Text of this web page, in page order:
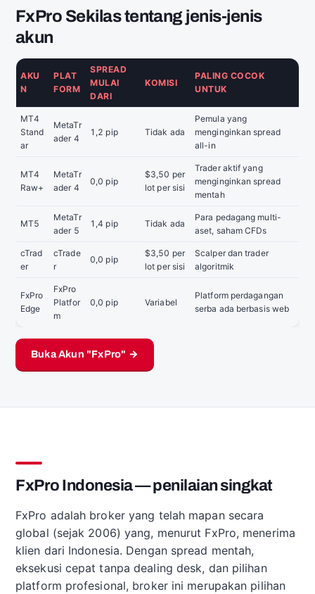
FxPro Sekilas tentang jenis-jenis
akun
AKU
N
PLAT
FORM
SPREAD
MULAI
DARI
KOMISI
PALING COCOK
UNTUK
MT4
Stand
ar
MetaTr
ader 4
1,2 pip Tidak ada
Pemula yang
menginginkan spread
all-in
MT4
Raw+
MetaTr
ader 4
0,0 pip
$3,50 per
lot per sisi
Trader aktif yang
menginginkan spread
mentah
MT5
MetaTr
ader 5
1,4 pip Tidak ada
Para pedagang multi-
aset, saham CFDs
cTrad
er
cTrade
r
0,0 pip
$3,50 per
lot per sisi
Scalper dan trader
algoritmik
FxPro
Edge
FxPro
Platfor
m
0,0 pip Variabel
Platform perdagangan
serba ada berbasis web
Buka Akun "FxPro" →
FxPro Indonesia — penilaian singkat
FxPro adalah broker yang telah mapan secara
global (sejak 2006) yang, menurut FxPro, menerima
klien dari Indonesia. Dengan spread mentah,
eksekusi cepat tanpa dealing desk, dan pilihan
platform profesional, broker ini merupakan pilihan